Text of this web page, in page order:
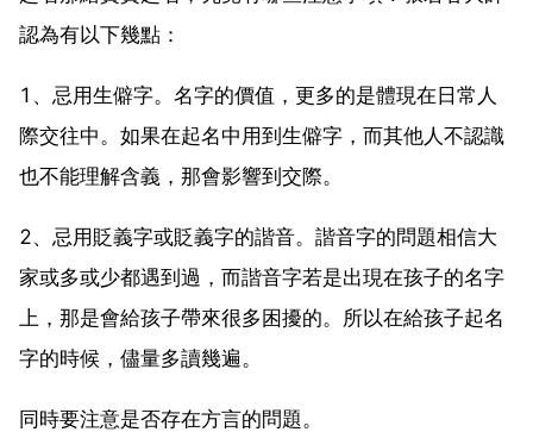
認為有以下幾點：
1、忌用生僻字。名字的價值，更多的是體現在日常人
際交往中。如果在起名中用到生僻字，而其他人不認識
也不能理解含義，那會影響到交際。
2、忌用貶義字或貶義字的諧音。諧音字的問題相信大
家或多或少都遇到過，而諧音字若是出現在孩子的名字
上，那是會給孩子帶來很多困擾的。所以在給孩子起名
字的時候，儘量多讀幾遍。
同時要注意是否存在方言的問題。